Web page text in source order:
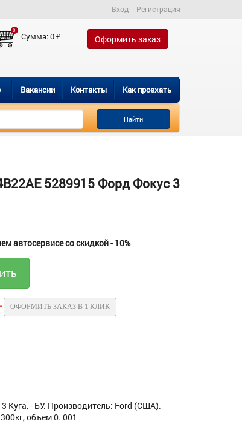
Вход Регистрация
0
Сумма:0₽ Оформить заказ
Вакансии Контакты Как проехать
Найти
5289915 Форд Фокус 3
автосервисе со скидкой - 10%
ОФОРМИТЬ ЗАКАЗ В 1 КЛИК
Куга, - БУ. Производитель: Ford (США).
объем 0. 001